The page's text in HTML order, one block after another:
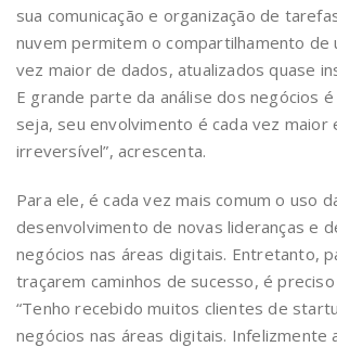
sua comunicação e organização de
nuvem permitem o compartilhamento de
vez maior de dados, atualizados quase
E grande parte da análise dos negócios
seja, seu envolvimento é cada vez maior
irreversível”, acrescenta.
Para ele, é cada vez mais comum o uso
desenvolvimento de novas lideranças e
negócios nas áreas digitais. Entretanto,
traçarem caminhos de sucesso, é
“Tenho recebido muitos clientes de
negócios nas áreas digitais. Infelizmente